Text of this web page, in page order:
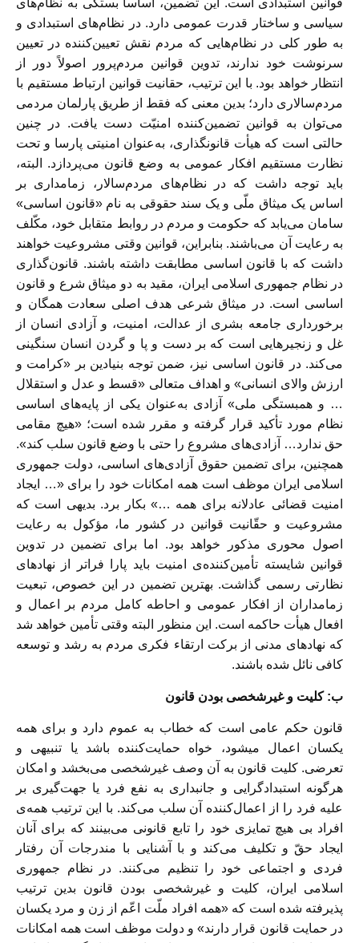
قوانین استبدادی است. این تضمین، اساساً بستگی به نظام‌های
سیاسی و ساختار قدرت عمومی دارد. در نظام‌های استبدادی و
به طور کلی در نظام‌هایی که مردم نقش تعیین‌کننده در تعیین
سرنوشت خود ندارند، تدوین قوانین مردم‌پرور اصولاً دور از
انتظار خواهد بود. با این ترتیب، حقانیت قوانین ارتباط مستقیم با
مردم‌سالاری دارد؛ بدین معنی که فقط از طریق پارلمان مردمی
می‌توان به قوانین تضمین‌کننده امنیّت دست یافت. در چنین
حالتی است که هیأت قانونگذاری، به‌عنوان امنیتی پارسا و تحت
نظارت مستقیم افکار عمومی به وضع قانون می‌پردازد. البته،
باید توجه داشت که در نظام‌های مردم‌سالار، زمامداری بر
اساس یک میثاق ملّی و یک سند حقوقی به نام «قانون اساسی»
سامان می‌یابد که حکومت و مردم در روابط متقابل خود، مکّلف
به رعایت آن می‌باشند. بنابراین، قوانین وقتی مشروعیت خواهند
داشت که با قانون اساسی مطابقت داشته باشند. قانون‌گذاری
در نظام جمهوری اسلامی ایران، مقید به دو میثاق شرع و قانون
اساسی است. در میثاق شرعی هدف اصلی سعادت همگان و
برخورداری جامعه بشری از عدالت، امنیت، و آزادی انسان از
غل و زنجیرهایی است که بر دست و پا و گردن انسان سنگینی
می‌کند. در قانون اساسی نیز، ضمن توجه بنیادین بر «کرامت و
ارزش والای انسانی» و اهداف متعالی «قسط و عدل و استقلال
… و همبستگی ملی» آزادی به‌عنوان یکی از پایه‌های اساسی
نظام مورد تأکید قرار گرفته و مقرر شده است؛ «هیچ مقامی
حق ندارد… آزادی‌های مشروع را حتی با وضع قانون سلب کند».
همچنین، برای تضمین حقوق آزادی‌های اساسی، دولت جمهوری
اسلامی ایران موظف است همه امکانات خود را برای «… ایجاد
امنیت قضائی عادلانه برای همه …» بکار برد. بدیهی است که
مشروعیت و حقّانیت قوانین در کشور ما، مؤکول به رعایت
اصول محوری مذکور خواهد بود. اما برای تضمین در تدوین
قوانین شایسته تأمین‌کننده‌ی امنیت باید پارا فراتر از نهادهای
نظارتی رسمی گذاشت. بهترین تضمین در این خصوص، تبعیت
زمامداران از افکار عمومی و احاطه کامل مردم بر اعمال و
افعال هیأت حاکمه است. این منظور البته وقتی تأمین خواهد شد
که نهادهای مدنی از برکت ارتقاء فکری مردم به رشد و توسعه
کافی نائل شده باشند.
ب: کلیت و غیرشخصی بودن قانون
قانون حکم عامی است که خطاب به عموم دارد و برای همه
یکسان اعمال میشود، خواه حمایت‌کننده باشد یا تنبیهی و
تعرضی. کلیت قانون به آن وصف غیرشخصی می‌بخشد و امکان
هرگونه استبدادگرایی و جانبداری به نفع فرد یا جهت‌گیری بر
علیه فرد را از اعمال‌کننده آن سلب می‌کند. با این ترتیب همه‌ی
افراد بی هیچ تمایزی خود را تابع قانونی می‌بینند که برای آنان
ایجاد حقّ و تکلیف می‌کند و با آشنایی با مندرجات آن رفتار
فردی و اجتماعی خود را تنظیم می‌کنند. در نظام جمهوری
اسلامی ایران، کلیت و غیرشخصی بودن قانون بدین ترتیب
پذیرفته شده است که «همه افراد ملّت اعّم از زن و مرد یکسان
در حمایت قانون قرار دارند» و دولت موظف است همه امکانات